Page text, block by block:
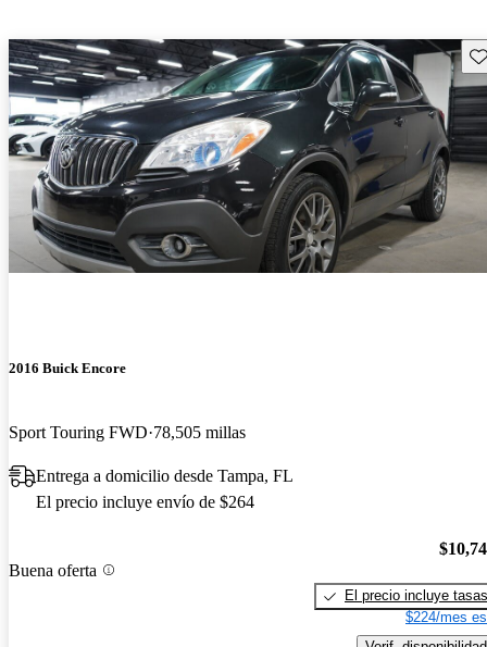
2016 Buick Encore
Sport Touring FWD 78,505 millas
Entrega a domicilio desde Tampa, FL
El precio incluye envío de $264
Buena oferta
El precio incluye tasas
$224/mes